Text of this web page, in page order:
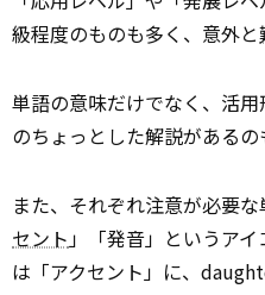
級程度のものも多く、意外と
単語の意味だけでなく、活
のちょっとした解説があるの
また、それぞれ注意が必要
セント」「発音」というア
は「アクセント」に、